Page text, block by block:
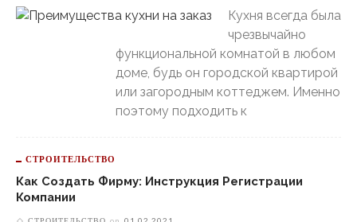
Кухня всегда была
чрезвычайно
функциональной комнатой в любом
доме, будь он городской квартирой
или загородным коттеджем. Именно
поэтому подходить к
СТРОИТЕЛЬСТВО
Как Создать Фирму: Инструкция Регистрации
Компании
СТРОИТЕЛЬСТВО on 01.02.2021